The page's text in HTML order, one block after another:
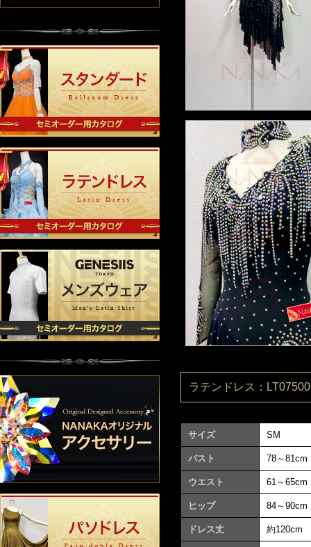
ラテンドレス：
サイズ SM
バスト 78～81cm
ウエスト 61～65cm
ヒップ 84～90cm
ドレス丈 約120cm